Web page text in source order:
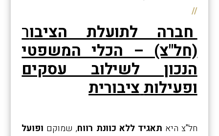
חברה לתועלת הציבור
(חל"צ) – הכלי המשפטי
הנכון לשילוב עסקים
ופעילותציבורית
חל"צ היא תאגיד ללא כוונת רווח, שמוקם ופועל